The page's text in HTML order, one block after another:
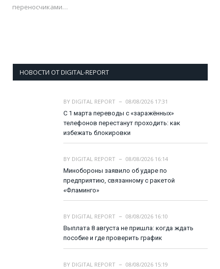
переносчиками…
НОВОСТИ ОТ DIGITAL-REPORT
BY DIGITAL REPORT
08/08/2026 17:31
С 1 марта переводы с «заражённых»
телефонов перестанут проходить: как
избежать блокировки
BY DIGITAL REPORT
08/08/2026 16:14
Минобороны заявило об ударе по
предприятию, связанному с ракетой
«Фламинго»
BY DIGITAL REPORT
08/08/2026 16:10
Выплата 8 августа не пришла: когда ждать
пособие и где проверить график
BY DIGITAL REPORT
08/08/2026 15:19